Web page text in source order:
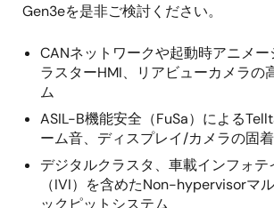
Gen3eを是非ご検討ください。
CANネットワークや起動時アニメー
ラスターHMI、リアビューカメラの
ム
ASIL-B機能安全（FuSa）による
ーム音、ディスプレイ/カメラの固
デジタルクラスタ、車載インフォテ
（IVI）を含めたNon-hypervisorマ
ックピットシステム